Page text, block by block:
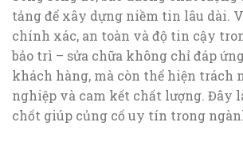
tảng để xây dựng niềm tin lâu dài.
chính xác, an toàn và độ tin cậy
bảo trì – sửa chữa không chỉ đáp
khách hàng, mà còn thể hiện trách
nghiệp và cam kết chất lượng. Đây
chốt giúp củng cố uy tín trong